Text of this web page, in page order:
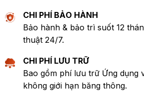
CHI PHÍ BẢO HÀNH
Bảo hành & bảo trì suốt 12
thuật 24/7.
CHI PHÍ LƯU TRỮ
Bao gồm phí lưu trữ Ứng dụng
không giới hạn băng thông.